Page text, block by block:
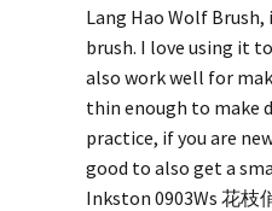
Lang Hao Wolf Brush,
brush. I love using it
also work well for
thin enough to make
practice, if you are
good to also get a
Inkston 0903Ws 花枝